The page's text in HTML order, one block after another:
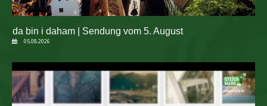
da bin i daham | Sendung vom 5. August
05.08.2026